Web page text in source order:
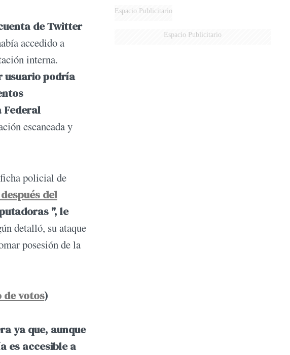
de Twitter
accedido a
interna.
usuario podría
Federal
escaneada y
policial de
del
", le
detalló, su ataque
posesión de la
votos)
ya que, aunque
es accesible a
Espacio Publicitario
Espacio Publicitario